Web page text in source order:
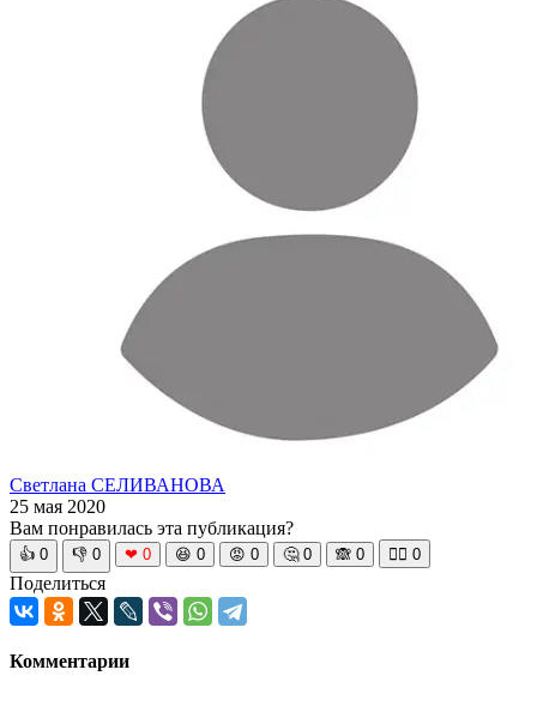
Светлана СЕЛИВАНОВА
25 мая 2020
Вам понравилась эта публикация?
👍 0 👎 0 ❤ 0 😆 0 😡 0 🤔 0 🙈 0 🧘‍♀️ 0
Поделиться
Комментарии